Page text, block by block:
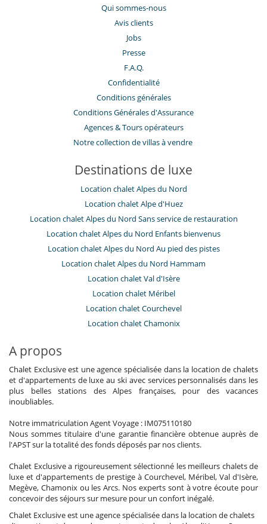
Qui sommes-nous
Avis clients
Jobs
Presse
F.A.Q.
Confidentialité
Conditions générales
Conditions Générales d'Assurance
​Agences & Tours opérateurs
Notre collection de villas à vendre
Destinations de luxe
Location chalet Alpes du Nord
Location chalet Alpe d'Huez
Location chalet Alpes du Nord Sans service de restauration
Location chalet Alpes du Nord Enfants bienvenus
Location chalet Alpes du Nord Au pied des pistes
Location chalet Alpes du Nord Hammam
Location chalet Val d'Isère
Location chalet Méribel
Location chalet Courchevel
Location chalet Chamonix
A propos
Chalet Exclusive est une agence spécialisée dans la location de chalets
et d'appartements de luxe au ski avec services personnalisés dans les
plus belles stations des Alpes françaises, pour des vacances
inoubliables.
Notre immatriculation Agent Voyage : IM075110180
Nous sommes titulaire d'une garantie financière obtenue auprès de
l'APST sur la totalité des fonds déposés par nos clients.
Chalet Exclusive a rigoureusement sélectionné les meilleurs chalets de
luxe et d'appartements de prestige à Courchevel, Méribel, Val d'Isère,
Megève, Chamonix ou les Arcs. Nos experts sont à votre écoute pour
concevoir des séjours sur mesure pour un confort inégalé.
Chalet Exclusive est une agence spécialisée dans la location de chalets